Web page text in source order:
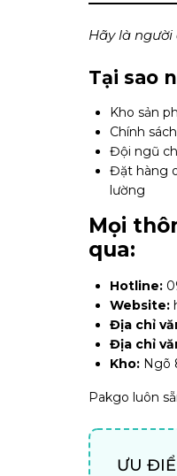
Hãy là
Tại sao
Kho sản
Chính
Đội ngũ
Đặt hàng
lường
Mọi
qua:
Hotline:
Website:
Địa chỉ
Địa chỉ
Kho: Ngõ
Pakgo luôn
ƯU